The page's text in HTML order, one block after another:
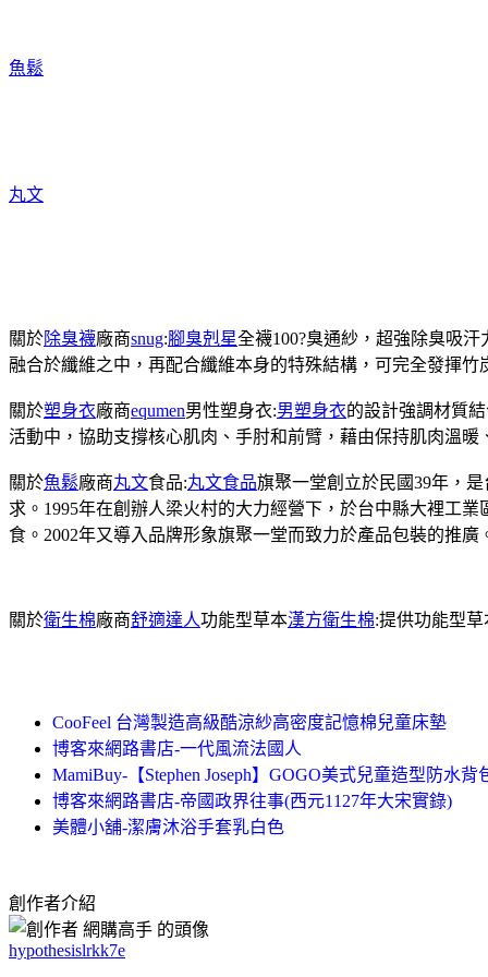
魚鬆
丸文
關於除臭襪廠商snug:腳臭剋星全襪100?臭通紗，超強除臭吸
融合於纖維之中，再配合纖維本身的特殊結構，可完全發揮
關於塑身衣廠商equmen男性塑身衣:男塑身衣的設計強調材質
活動中，協助支撐核心肌肉、手肘和前臂，藉由保持肌肉溫
關於魚鬆廠商丸文食品:丸文食品旗聚一堂創立於民國39年，
求。1995年在創辦人梁火村的大力經營下，於台中縣大裡工
食。2002年又導入品牌形象旗聚一堂而致力於產品包裝的推廣
關於衛生棉廠商舒適達人功能型草本漢方衛生棉:提供功能型
CooFeel 台灣製造高級酷涼紗高密度記憶棉兒童床墊
博客來網路書店-一代風流法國人
MamiBuy-【Stephen Joseph】GOGO美式兒童造型防水
博客來網路書店-帝國政界往事(西元1127年大宋實錄)
美體小舖-潔膚沐浴手套乳白色
創作者介紹
hypothesislrkk7e